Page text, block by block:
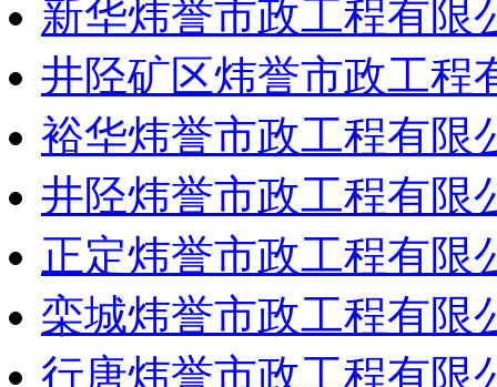
新华炜誉市政工程有限
井陉矿区炜誉市政工程
裕华炜誉市政工程有限
井陉炜誉市政工程有限
正定炜誉市政工程有限
栾城炜誉市政工程有限
行唐炜誉市政工程有限